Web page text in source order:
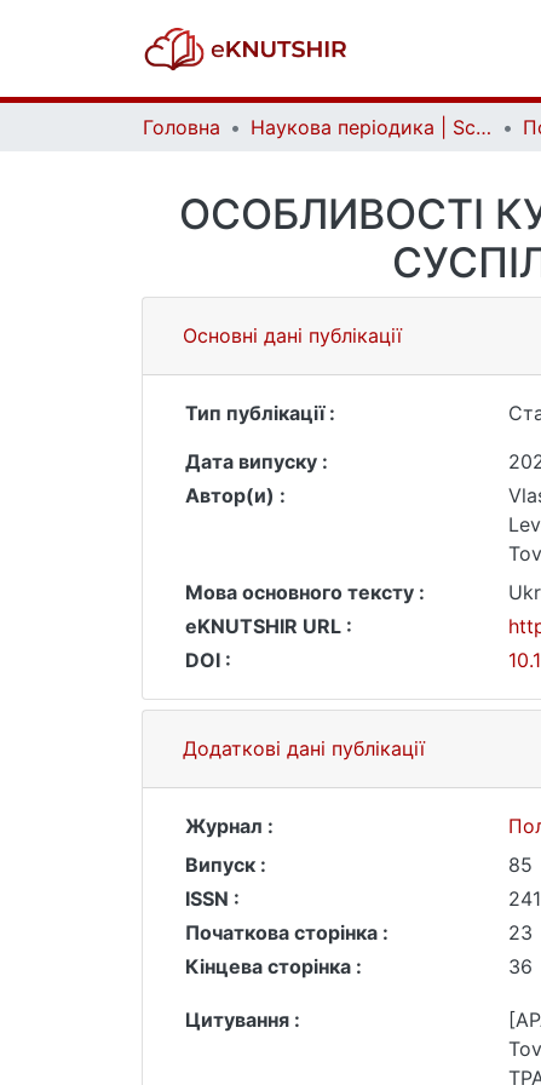
Головна Наукова періодика | Scientific periodicals
ОСОБЛИВОСТІ
Основні дані публікації
Тип публікації :
Дата випуску :
Автор(и) :
Мова основного тексту :
eKNUTSHIR URL :
DOI :
Додаткові дані публікації
Журнал :
Випуск :
85
ISSN :
Початкова сторінка :
23
Кінцева сторінка :
36
Цитування :